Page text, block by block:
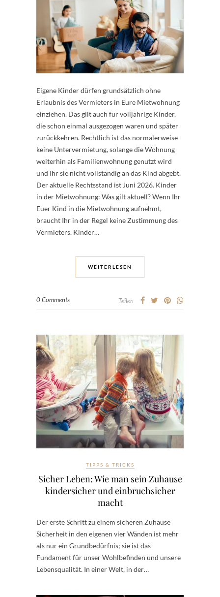
Eigene Kinder dürfen grundsätzlich ohne
Erlaubnis des Vermieters in Eure Mietwohnung
einziehen. Das gilt auch für volljährige Kinder,
die schon einmal ausgezogen waren und später
zurückkehren. Rechtlich ist das normalerweise
keine Untervermietung, solange die Wohnung
weiterhin als Familienwohnung genutzt wird
und Ihr sie nicht vollständig an das Kind abgebt.
Der aktuelle Rechtsstand ist Juni 2026. Kinder
in der Mietwohnung: Was gilt aktuell? Wenn Ihr
Euer Kind in die Mietwohnung aufnehmt,
braucht Ihr in der Regel keine Zustimmung des
Vermieters. Kinder…
WEITERLESEN
0 Comments Teilen
TIPPS & TRICKS
Sicher Leben: Wie man sein Zuhause
kindersicher und einbruchsicher
macht
Der erste Schritt zu einem sicheren Zuhause
Sicherheit in den eigenen vier Wänden ist mehr
als nur ein Grundbedürfnis; sie ist das
Fundament für unser Wohlbefinden und unsere
Lebensqualität. In einer Welt, in der…